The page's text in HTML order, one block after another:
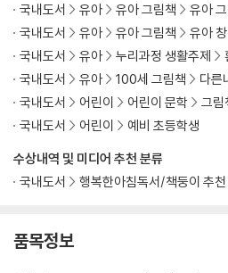
수상내역 및 미디어 추천 분류
국내도서
행복한아침독서/책둥이 추천
국내도서
유아 유아 그림책
유아
국내도서
유아 유아 그림책
유아
국내도서
유아 누리과정 생활주제
국내도서
유아 100세 그림책
다른
국내도서
어린이 어린이 문학
그림
국내도서
어린이 예비 초등학생
품목정보